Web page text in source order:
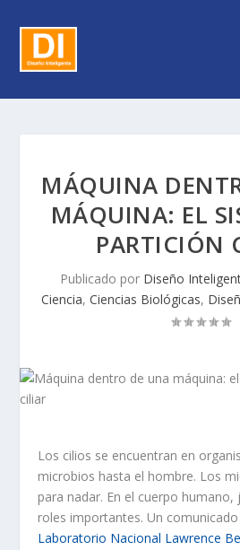
MÁQUINA
MÁQUINA: EL
PARTICIÓN
Publicado por Diseño
Ciencia, Ciencias Biológicas,
Los cilios se encuentran en
microbios hasta el hombre. Los
para nadar. En el cuerpo humano,
roles importantes. Un
Laboratorio Nacional Lawrence